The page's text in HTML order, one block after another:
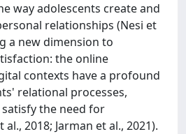
way adolescents create and
relationships (Nesi et
a new dimension to
the online
contexts have a profound
relational processes,
the need for
2018; Jarman et al., 2021).